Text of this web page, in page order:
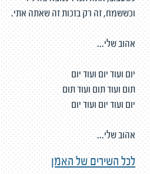
וכששמח, זה רק בזכות זה שאתה אתי.
אהוב שלי...
יום ועוד יום ועוד יום
תום ועוד תום ועוד תום
יום ועוד יום ועוד יום
אהוב שלי...
לכל השירים של האמן